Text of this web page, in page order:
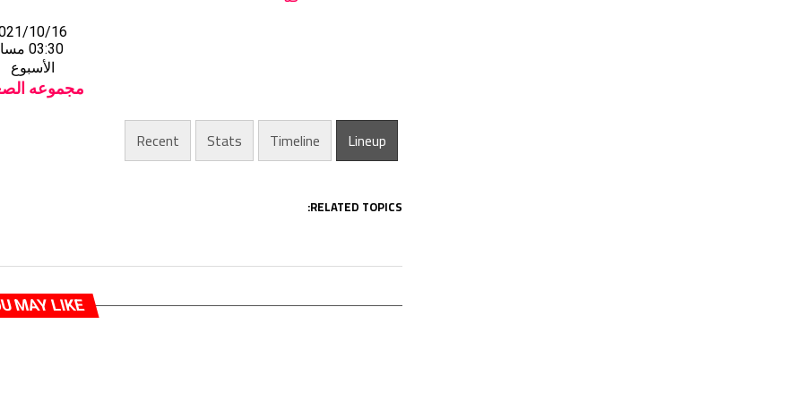
10/16
03:30 مساءً
الأسبوع
مجموعه
Lineup
Timeline
Stats
Recent
RELATED TOPICS:
MAY LIKE